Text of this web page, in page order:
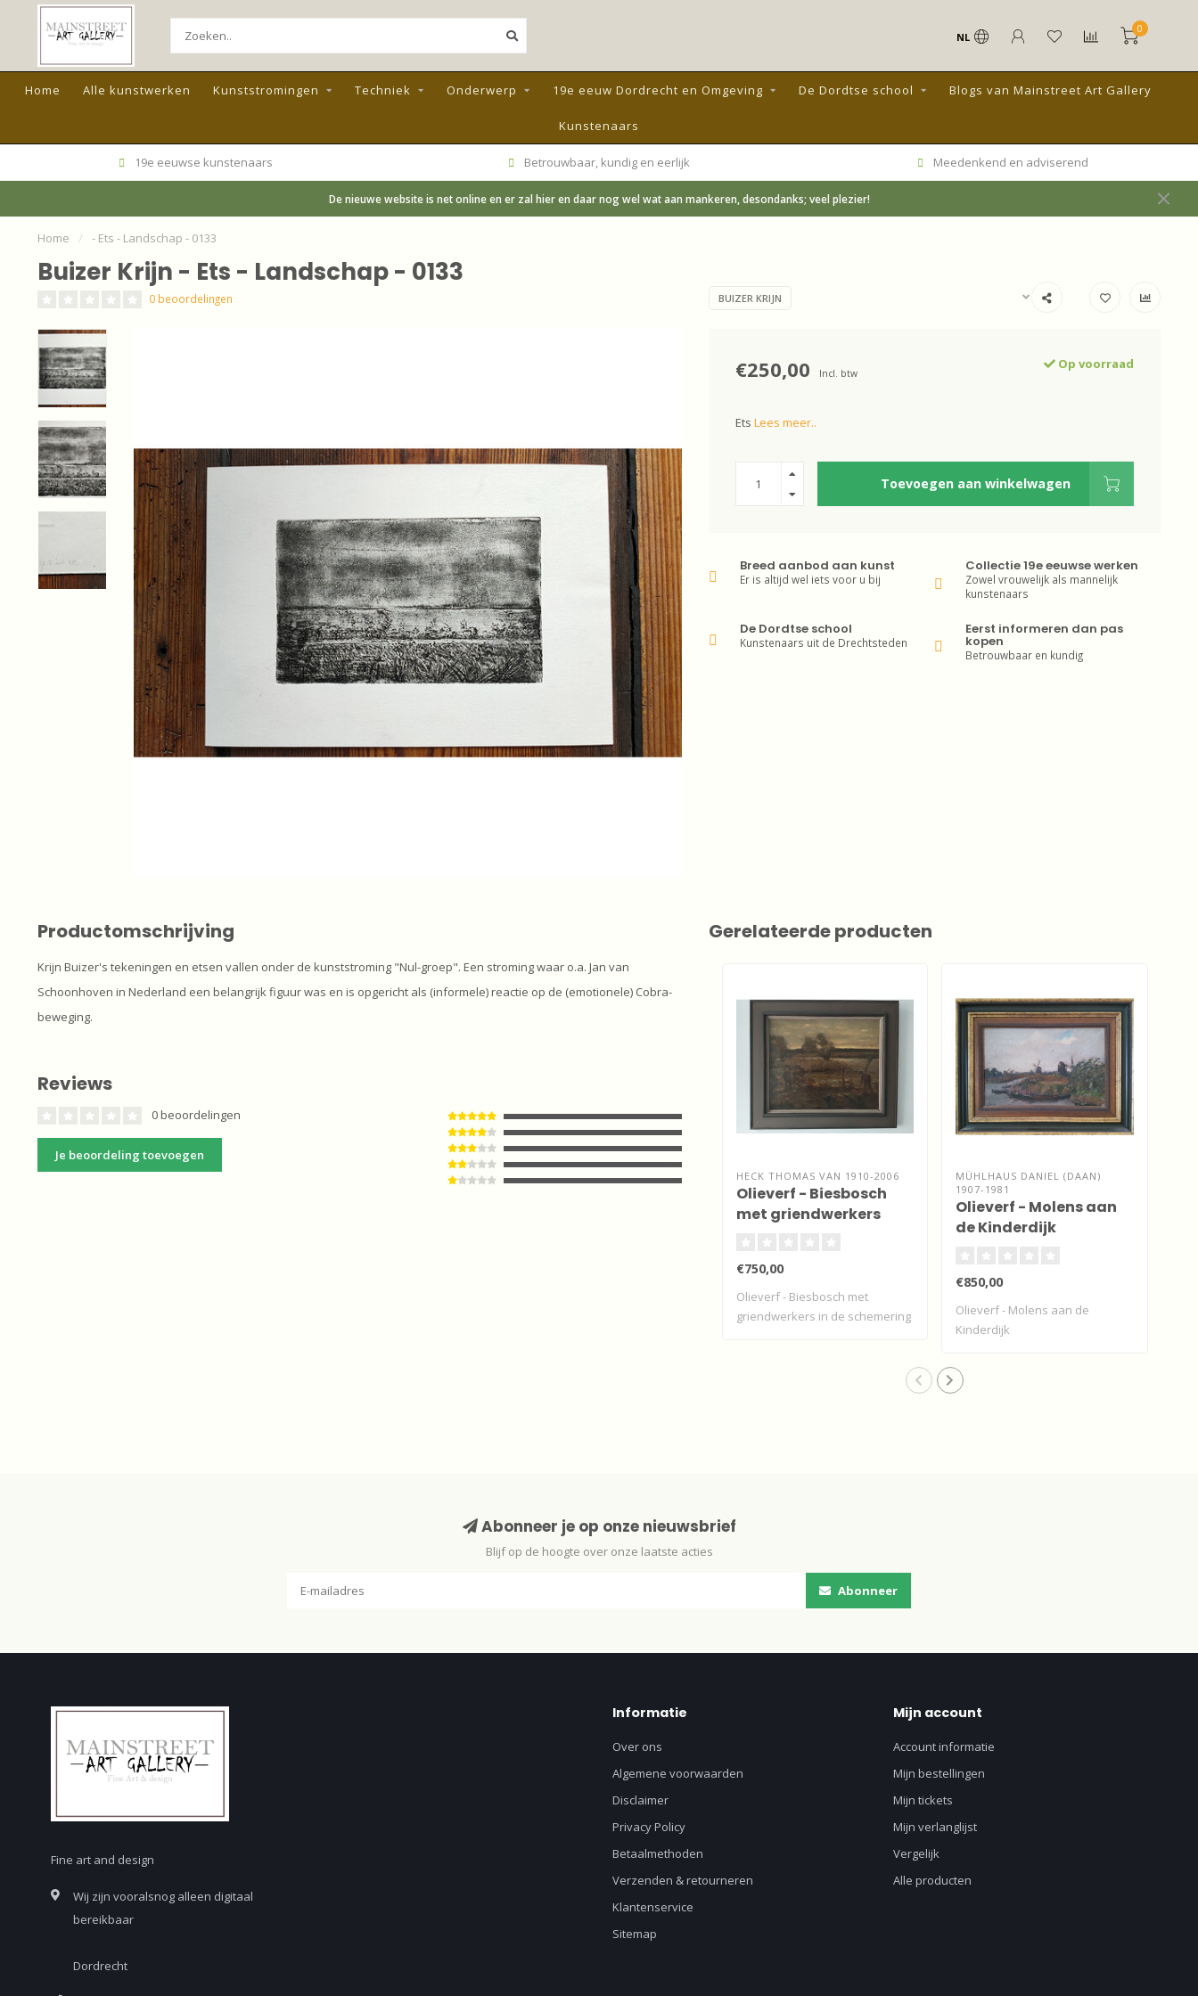
NL
0
Home Alle kunstwerken Kunststromingen Techniek Onderwerp 19e eeuw Dordrecht en Omgeving De Dordtse school Blogs van Mainstreet Art Gallery
Kunstenaars
19e eeuwse kunstenaars Betrouwbaar, kundig en eerlijk Meedenkend en adviserend
De nieuwe website is net online en er zal hier en daar nog wel wat aan mankeren, desondanks; veel plezier!
Home / - Ets - Landschap - 0133
Buizer Krijn - Ets - Landschap - 0133
0 beoordelingen BUIZER KRIJN
€250,00 Incl. btw
Op voorraad
Ets Lees meer..
Toevoegen aan winkelwagen
Breed aanbod aan kunst
Er is altijd wel iets voor u bij
Collectie 19e eeuwse werken
Zowel vrouwelijk als mannelijk
kunstenaars
De Dordtse school
Kunstenaars uit de Drechtsteden
Eerst informeren dan pas
kopen
Betrouwbaar en kundig
Productomschrijving
Krijn Buizer's tekeningen en etsen vallen onder de kunststroming "Nul-groep". Een stroming waar o.a. Jan van
Schoonhoven in Nederland een belangrijk figuur was en is opgericht als (informele) reactie op de (emotionele) Cobra-
beweging.
Reviews
0 beoordelingen
Je beoordeling toevoegen
Gerelateerde producten
HECK THOMAS VAN 1910-2006
Olieverf - Biesbosch
met griendwerkers
€750,00
Olieverf - Biesbosch met
griendwerkers in de schemering
MÜHLHAUS DANIEL (DAAN)
1907-1981
Olieverf - Molens aan
de Kinderdijk
€850,00
Olieverf - Molens aan de
Kinderdijk
Abonneer je op onze nieuwsbrief
Blijf op de hoogte over onze laatste acties
Abonneer
Fine art and design
Wij zijn vooralsnog alleen digitaal
bereikbaar
Dordrecht
Informatie
Over ons
Algemene voorwaarden
Disclaimer
Privacy Policy
Betaalmethoden
Verzenden & retourneren
Klantenservice
Sitemap
Mijn account
Account informatie
Mijn bestellingen
Mijn tickets
Mijn verlanglijst
Vergelijk
Alle producten